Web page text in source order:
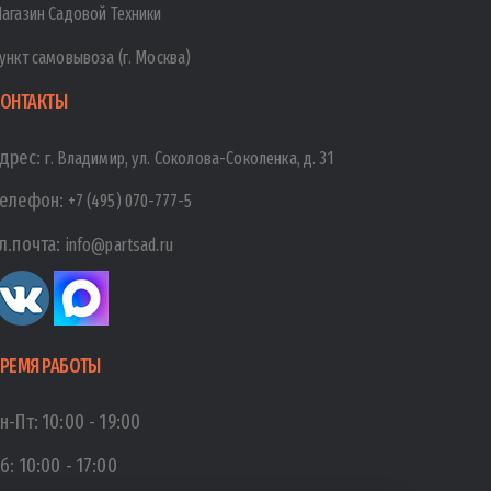
Садовой Техники
самовывоза (г. Москва)
г. Владимир, ул. Соколова-Соколенка, д. 31
+7 (495) 070-777-5
info@partsad.ru
РАБОТЫ
Пт:10:00 -19:00
10:00 - 17:00